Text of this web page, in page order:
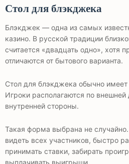
Стол для блэкджека
Блэкджек — одна из самых
казино. В русской традиции
считается «двадцать одно», хотя
отличаются от бытового варианта.
Стол для блэкджека обычно
Игроки располагаются по внешней
внутренней стороны.
Такая форма выбрана не
видеть всех участников, быстро
принимать ставки, забирать